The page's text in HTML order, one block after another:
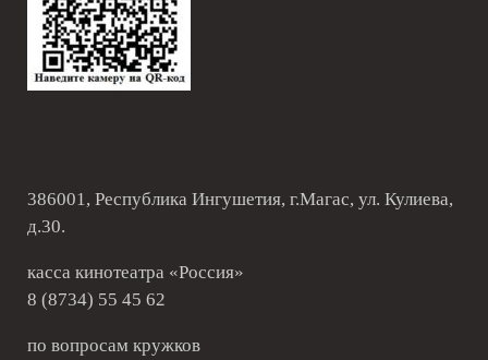
386001, Республика Ингушетия, г.Магас, ул. Кулиева,
д.30.
касса кинотеатра «Россия»
8 (8734) 55 45 62
по вопросам кружков